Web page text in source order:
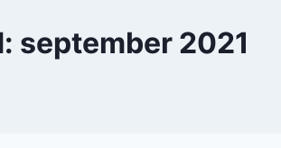
september 2021